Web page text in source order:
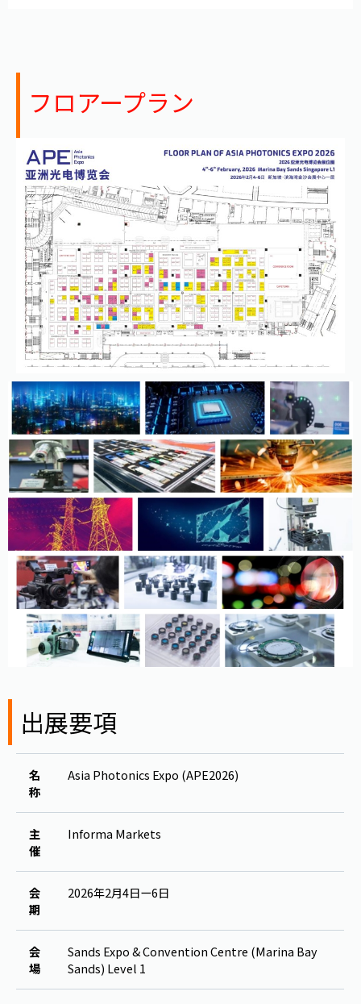
フロアープラン
出展要項
名
称
Asia Photonics Expo (APE2026)
主
催
Informa Markets
会
期
2026年2月4日ー6日
会
場
Sands Expo & Convention Centre (Marina Bay
Sands) Level 1